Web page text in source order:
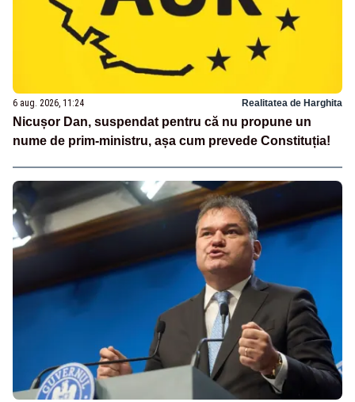
6 aug. 2026, 11:24 Realitatea de Harghita
Nicușor Dan, suspendat pentru că nu propune un
nume de prim-ministru, așa cum prevede Constituția!